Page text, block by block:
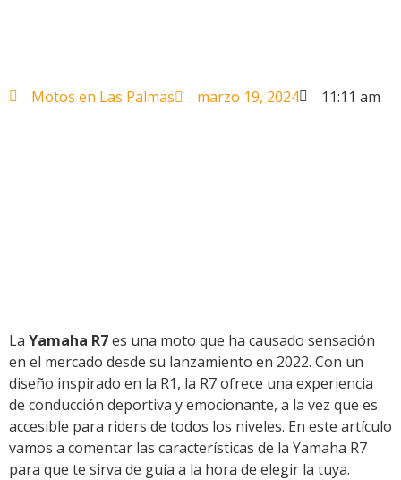
Motos en Las Palmas marzo 19, 2024 11:11 am
La Yamaha R7es una moto que ha causado sensación
en el mercado desde su lanzamiento en 2022. Con un
diseño inspirado en la R1, la R7 ofrece una experiencia
de conducción deportiva y emocionante, a la vez que es
accesible para riders de todos los niveles. En este artículo
vamos a comentar las características de la Yamaha R7
para que te sirva de guía a la hora de elegir la tuya.